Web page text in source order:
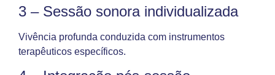
3 – Sessão sonora individualizada
Vivência profunda conduzida com instrumentos
terapêuticos específicos.